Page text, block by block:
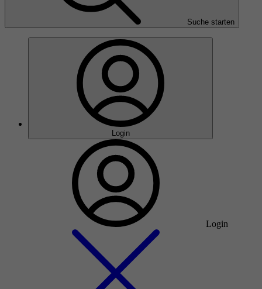
Suche starten
Login
Login